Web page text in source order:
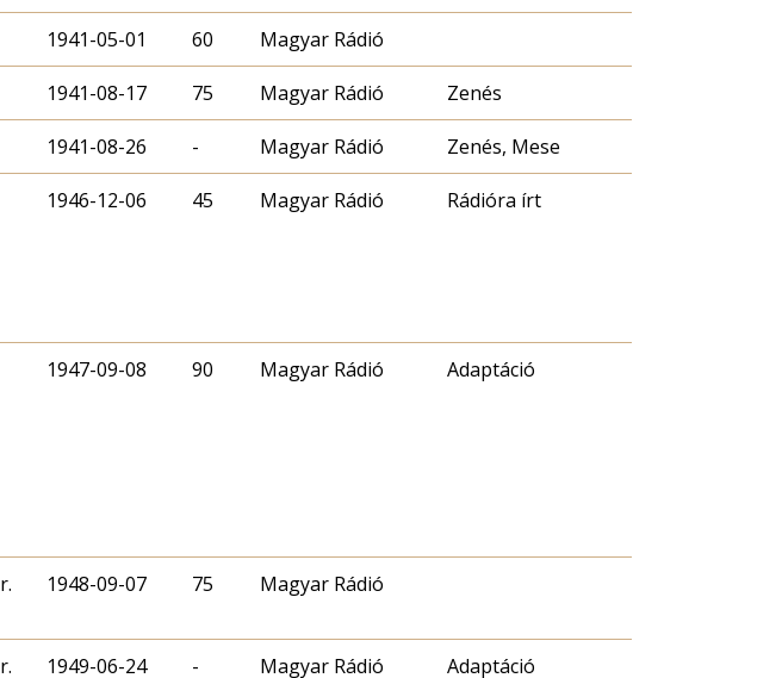
1941-05-01 60 Magyar Rádió
1941-08-17 75 Magyar Rádió Zenés
1941-08-26 - Magyar Rádió Zenés, Mese
1946-12-06 45 Magyar Rádió Rádióra írt
1947-09-08 90 Magyar Rádió Adaptáció
1948-09-07 75 Magyar Rádió
1949-06-24 - Magyar Rádió Adaptáció